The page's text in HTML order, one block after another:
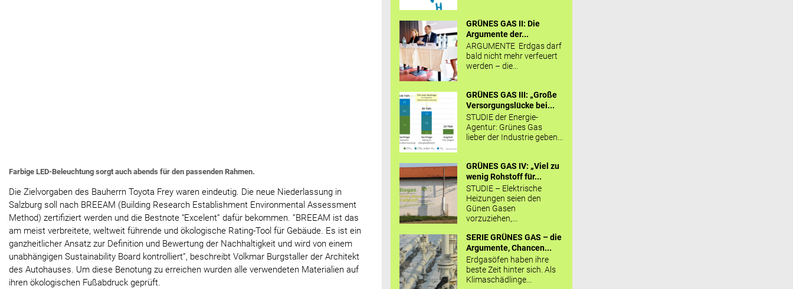
Farbige LED-Beleuchtung sorgt auch abends für den passenden Rahmen.
Die Zielvorgaben des Bauherrn Toyota Frey waren eindeutig. Die neue Niederlassung in
Salzburg soll nach BREEAM (Building Research Establishment Environmental Assessment
Method) zertifiziert werden und die Bestnote “Excelent” dafür bekommen. ”BREEAM ist das
am meist verbreitete, weltweit führende und ökologische Rating-Tool für Gebäude. Es ist ein
ganzheitlicher Ansatz zur Definition und Bewertung der Nachhaltigkeit und wird von einem
unabhängigen Sustainability Board kontrolliert”, beschreibt Volkmar Burgstaller der Architekt
des Autohauses. Um diese Benotung zu erreichen wurden alle verwendeten Materialien auf
ihren ökologischen Fußabdruck geprüft.
GRÜNES GAS II: Die
Argumente der...
ARGUMENTE Erdgas darf
bald nicht mehr verfeuert
werden – die...
GRÜNES GAS III: „Große
Versorgungslücke bei...
STUDIE der Energie-
Agentur: Grünes Gas
lieber der Industrie geben...
GRÜNES GAS IV: „Viel zu
wenig Rohstoff für...
STUDIE – Elektrische
Heizungen seien den
Günen Gasen
vorzuziehen,...
SERIE GRÜNES GAS – die
Argumente, Chancen...
Erdgasöfen haben ihre
beste Zeit hinter sich. Als
Klimaschädlinge...